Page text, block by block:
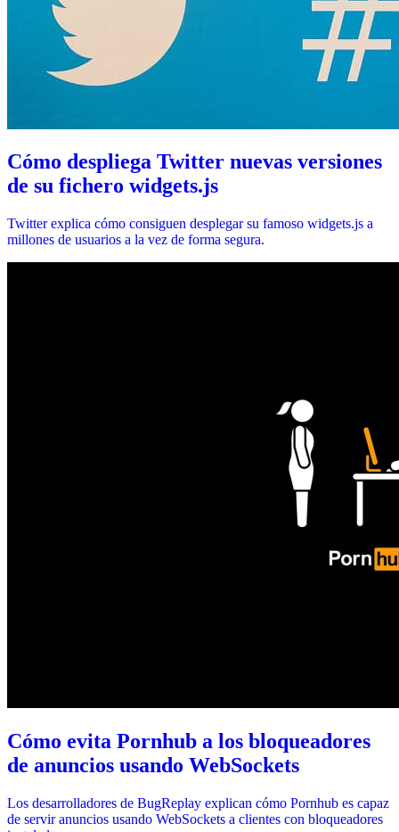
Cómo despliega Twitter nuevas versiones
de su fichero widgets.js
Twitter explica cómo consiguen desplegar su famoso widgets.js a
millones de usuarios a la vez de forma segura.
Cómo evita Pornhub a los bloqueadores
de anuncios usando WebSockets
Los desarrolladores de BugReplay explican cómo Pornhub es capaz
de servir anuncios usando WebSockets a clientes con bloqueadores